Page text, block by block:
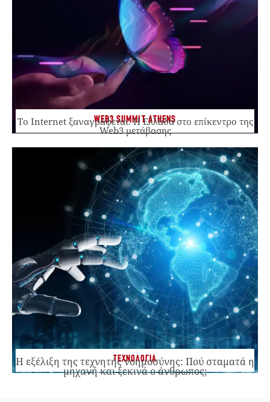
WEB3 SUMMIT ATHENS
Το Internet ξαναγράφεται. Η Ελλάδα στο επίκεντρο της
Web3 μετάβασης
ΤΕΧΝΟΛΟΓΙΑ
Η εξέλιξη της τεχνητής νοημοσύνης: Πού σταματά η
μηχανή και ξεκινά ο άνθρωπος;